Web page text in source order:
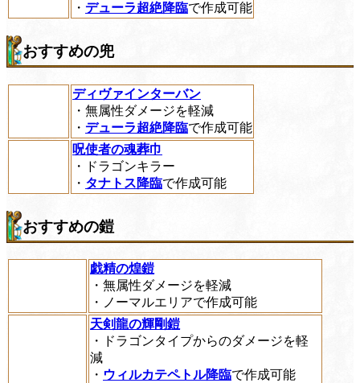
・ デューラ超絶降臨で作成可能
おすすめの兜
ディヴァインターバン
・無属性ダメージを軽減
・ デューラ超絶降臨で作成可能
呪使者の魂葬巾
・ドラゴンキラー
・ タナトス降臨で作成可能
おすすめの鎧
戯精の煌鎧
・無属性ダメージを軽減
・ノーマルエリアで作成可能
天剣龍の輝剛鎧
・ドラゴンタイプからのダメージを軽
減
・ ウィルカテペトル降臨で作成可能